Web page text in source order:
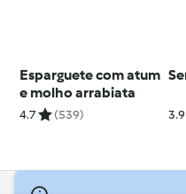
Esparguete com atum
e molho arrabiata
4.7 (539) 3.9